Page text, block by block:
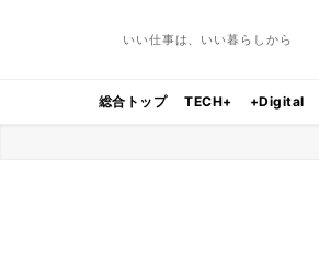
いい仕事は、いい暮らしから
総合トップ TECH+ +Digital